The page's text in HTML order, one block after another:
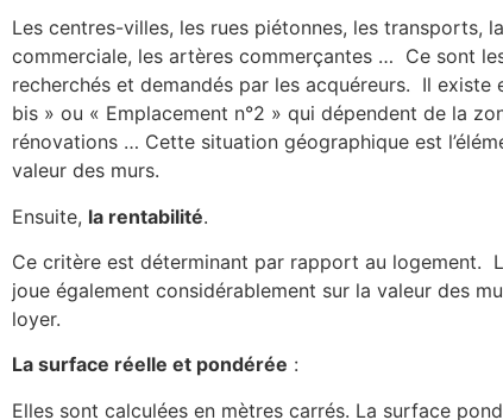
Les centres-villes, les rues piétonnes, les transports,
commerciale, les artères commerçantes … Ce sont
recherchés et demandés par les acquéreurs. Il existe
bis » ou « Emplacement n°2 » qui dépendent de la
rénovations … Cette situation géographique est
valeur des murs.
Ensuite, la rentabilité.
Ce critère est déterminant par rapport au logement.
joue également considérablement sur la valeur des
loyer.
La surface réelle et pondérée :
Elles sont calculées en mètres carrés. La surface